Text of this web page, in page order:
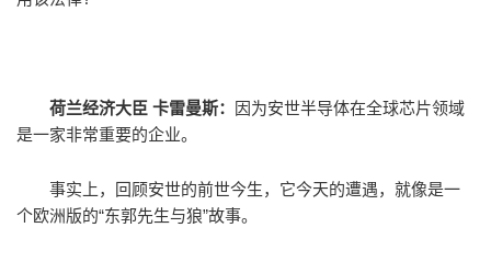
荷兰经济大臣 卡雷曼斯：
因为安世半导体在全球芯片领域
是一家非常重要的企业。
事实上，回顾安世的前世今生，它今天的遭遇，就像是一
个欧洲版的“东郭先生与狼”故事。